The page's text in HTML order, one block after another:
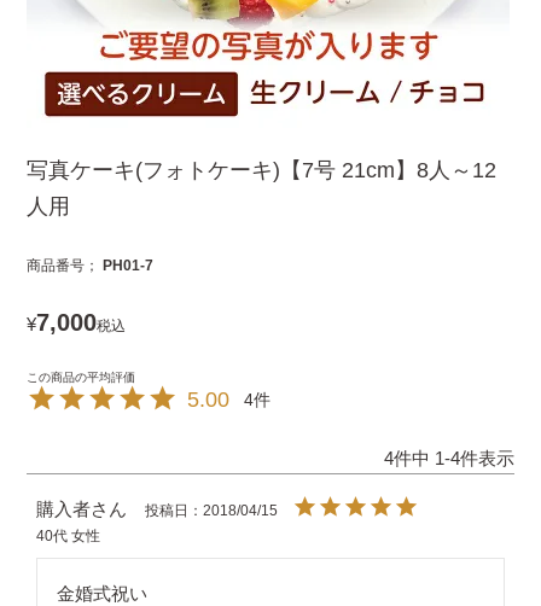
写真ケーキ(フォトケーキ)【7号 21cm】8人～12
人用
商品番号 PH01-7
¥7,000税込
5.00 4
4件中 1-4件表示
購入者
40代 女性
投稿日 2018/04/15
金婚式祝い